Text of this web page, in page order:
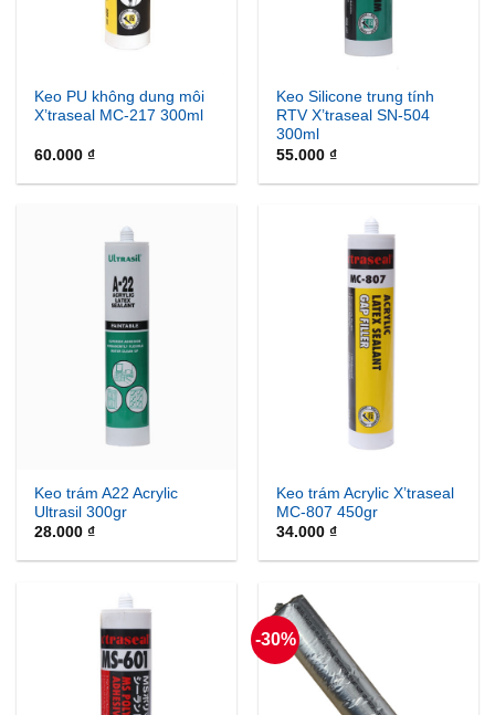
Keo PU không dung môi
X’traseal MC-217 300ml
60.000₫
Keo Silicone trung tính
RTV X’traseal SN-504
300ml
55.000₫
Keo trám A22 Acrylic
Ultrasil 300gr
28.000₫
Keo trám Acrylic X’traseal
MC-807 450gr
34.000₫
-30%